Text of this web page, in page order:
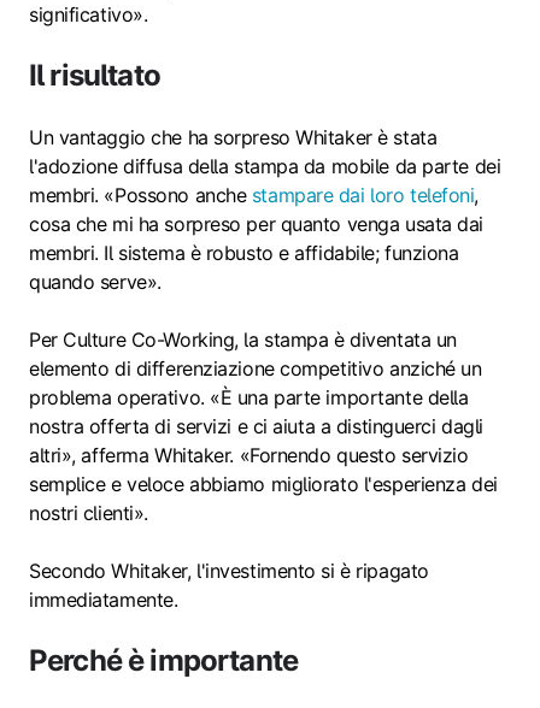
significativo».
Il risultato
Un vantaggio che ha sorpreso Whitaker è stata
l'adozione diffusa della stampa da mobile da parte dei
membri. «Possono anche stampare dai loro telefoni,
cosa che mi ha sorpreso per quanto venga usata dai
membri. Il sistema è robusto e affidabile; funziona
quando serve».
Per Culture Co-Working, la stampa è diventata un
elemento di differenziazione competitivo anziché un
problema operativo. «È una parte importante della
nostra offerta di servizi e ci aiuta a distinguerci dagli
altri», afferma Whitaker. «Fornendo questo servizio
semplice e veloce abbiamo migliorato l'esperienza dei
nostri clienti».
Secondo Whitaker, l'investimento si è ripagato
immediatamente.
Perché è importante